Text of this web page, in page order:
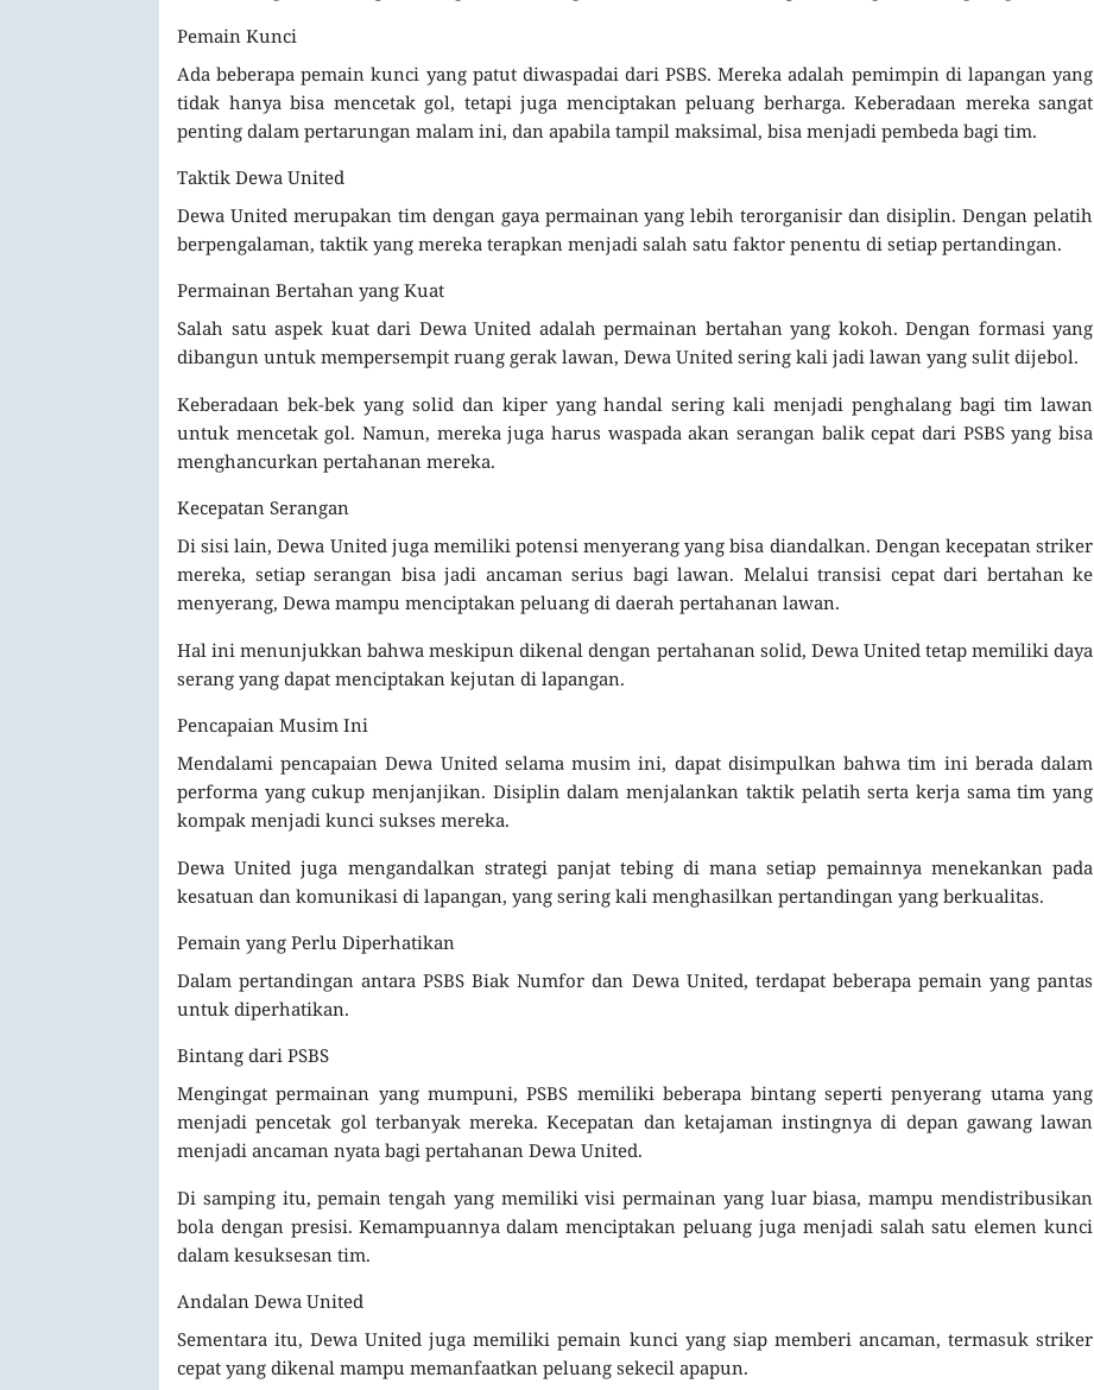
Pemain Kunci
Ada beberapa pemain kunci yang patut diwaspadai dari PSBS. Mereka adalah pemimpin di lapangan yang
tidak hanya bisa mencetak gol, tetapi juga menciptakan peluang berharga. Keberadaan mereka sangat
penting dalam pertarungan malam ini, dan apabila tampil maksimal, bisa menjadi pembeda bagi tim.
Taktik Dewa United
Dewa United merupakan tim dengan gaya permainan yang lebih terorganisir dan disiplin. Dengan pelatih
berpengalaman, taktik yang mereka terapkan menjadi salah satu faktor penentu di setiap pertandingan.
Permainan Bertahan yang Kuat
Salah satu aspek kuat dari Dewa United adalah permainan bertahan yang kokoh. Dengan formasi yang
dibangun untuk mempersempit ruang gerak lawan, Dewa United sering kali jadi lawan yang sulit dijebol.
Keberadaan bek-bek yang solid dan kiper yang handal sering kali menjadi penghalang bagi tim lawan
untuk mencetak gol. Namun, mereka juga harus waspada akan serangan balik cepat dari PSBS yang bisa
menghancurkan pertahanan mereka.
Kecepatan Serangan
Di sisi lain, Dewa United juga memiliki potensi menyerang yang bisa diandalkan. Dengan kecepatan striker
mereka, setiap serangan bisa jadi ancaman serius bagi lawan. Melalui transisi cepat dari bertahan ke
menyerang, Dewa mampu menciptakan peluang di daerah pertahanan lawan.
Hal ini menunjukkan bahwa meskipun dikenal dengan pertahanan solid, Dewa United tetap memiliki daya
serang yang dapat menciptakan kejutan di lapangan.
Pencapaian Musim Ini
Mendalami pencapaian Dewa United selama musim ini, dapat disimpulkan bahwa tim ini berada dalam
performa yang cukup menjanjikan. Disiplin dalam menjalankan taktik pelatih serta kerja sama tim yang
kompak menjadi kunci sukses mereka.
Dewa United juga mengandalkan strategi panjat tebing di mana setiap pemainnya menekankan pada
kesatuan dan komunikasi di lapangan, yang sering kali menghasilkan pertandingan yang berkualitas.
Pemain yang Perlu Diperhatikan
Dalam pertandingan antara PSBS Biak Numfor dan Dewa United, terdapat beberapa pemain yang pantas
untuk diperhatikan.
Bintang dari PSBS
Mengingat permainan yang mumpuni, PSBS memiliki beberapa bintang seperti penyerang utama yang
menjadi pencetak gol terbanyak mereka. Kecepatan dan ketajaman instingnya di depan gawang lawan
menjadi ancaman nyata bagi pertahanan Dewa United.
Di samping itu, pemain tengah yang memiliki visi permainan yang luar biasa, mampu mendistribusikan
bola dengan presisi. Kemampuannya dalam menciptakan peluang juga menjadi salah satu elemen kunci
dalam kesuksesan tim.
Andalan Dewa United
Sementara itu, Dewa United juga memiliki pemain kunci yang siap memberi ancaman, termasuk striker
cepat yang dikenal mampu memanfaatkan peluang sekecil apapun.